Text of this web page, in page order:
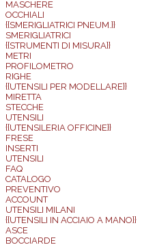
MASCHERE
OCCHIALI
{{SMERIGLIATRICI PNEUM.}}
SMERIGLIATRICI
{{STRUMENTI DI MISURA}}
METRI
PROFILOMETRO
RIGHE
{{UTENSILI PER MODELLARE}}
MIRETTA
STECCHE
UTENSILI
{{UTENSILERIA OFFICINE}}
FRESE
INSERTI
UTENSILI
FAQ
CATALOGO
PREVENTIVO
ACCOUNT
UTENSILI MILANI
{{UTENSILI IN ACCIAIO A MANO}}
ASCE
BOCCIARDE